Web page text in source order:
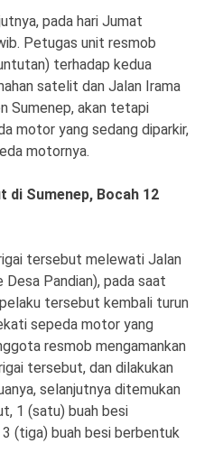
pada hari Jumat
Petugas unit resmob
terhadap kedua
satelit dan Jalan Irama
Sumenep, akan tetapi
motor yang sedang diparkir,
motornya.
di Sumenep, Bocah 12
tersebut melewati Jalan
Desa Pandian), pada saat
tersebut kembali turun
sepeda motor yang
resmob mengamankan
tersebut, dan dilakukan
selanjutnya ditemukan
1 (satu) buah besi
3 (tiga) buah besi berbentuk